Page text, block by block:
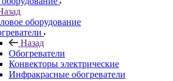
оборудование
Назад
Обогреватели
Конвекторы электрические
Инфракрасные обогреватели